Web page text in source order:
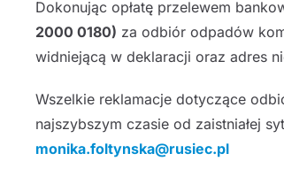
Dokonując opłatę przelewem
2000 0180) za odbiór odpadów
widniejącą w deklaracji oraz adres
Wszelkie reklamacje dotyczące
najszybszym czasie od zaistniałej
monika.foltynska@rusiec.pl